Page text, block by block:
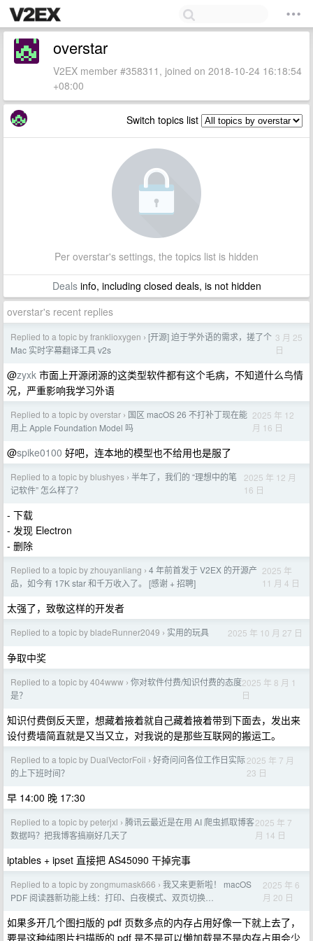
overstar
V2EX member #358311, joined on 2018-10-24 16:18:54
+08:00
Switch topics list
Per overstar's settings, the topics list is hidden
Dealsinfo, including closed deals, is not hidden
overstar's recent replies
Replied to a topic by franklioxygen › [开源] 迫于学外语的需求，搓了个
Mac 实时字幕翻译工具 v2s
3 月 25
日
@zyxk 市面上开源闭源的这类型软件都有这个毛病，不知道什么鸟情
况，严重影响我学习外语
Replied to a topic by overstar › 国区 macOS 26 不打补丁现在能
用上 Apple Foundation Model 吗
2025 年 12
月 16 日
@spike0100 好吧，连本地的模型也不给用也是服了
Replied to a topic by blushyes › 半年了，我们的 “理想中的笔
记软件” 怎么样了？
2025 年 12 月
16 日
- 下载
- 发现 Electron
- 删除
Replied to a topic by zhouyanliang › 4 年前首发于 V2EX 的开源产
品，如今有 17K star 和千万收入了。 [感谢 + 招聘]
2025 年
11 月 4 日
太强了，致敬这样的开发者
Replied to a topic by bladeRunner2049 › 实用的玩具 2025 年 10 月 27 日
争取中奖
Replied to a topic by 404www › 你对软件付费/知识付费的态度
是？
2025 年 8 月 1
日
知识付费倒反天罡，想藏着掖着就自己藏着掖着带到下面去，发出来
设付费墙简直就是又当又立，对我说的是那些互联网的搬运工。
Replied to a topic by DualVectorFoil › 好奇问问各位工作日实际
的上下班时间？
2025 年 7 月
23 日
早 14:00 晚 17:30
Replied to a topic by peterjxl › 腾讯云最近是在用 AI 爬虫抓取博客
数据吗？把我博客搞崩好几天了
2025 年 7
月 14 日
iptables + ipset 直接把 AS45090 干掉完事
Replied to a topic by zongmumask666 › 我又来更新啦！ macOS
PDF 阅读器新功能上线：打印、白夜模式、双页切换…
2025 年 6
月 20 日
如果多开几个图扫版的 pdf 页数多点的内存占用好像一下就上去了，
要是这种纯图片扫描版的 pdf 是不是可以懒加载是不是内存占用会少